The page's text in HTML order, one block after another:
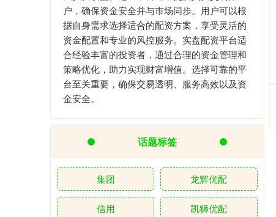
户，确保资金安全并与市场同步。用户可以根
据自身需求选择适合的配资方案，享受灵活的
资金配置和专业的风控服务。实盘配资平台适
合经验丰富的投资者，通过合理的资金管理和
策略优化，助力实现财富增值。选择可靠的平
台至关重要，确保交易透明、服务高效以及资
金安全。
话题标签
集团 龙辉优配
信用 凯狮优配